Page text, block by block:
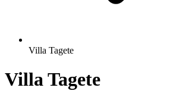
Villa Tagete
Villa Tagete